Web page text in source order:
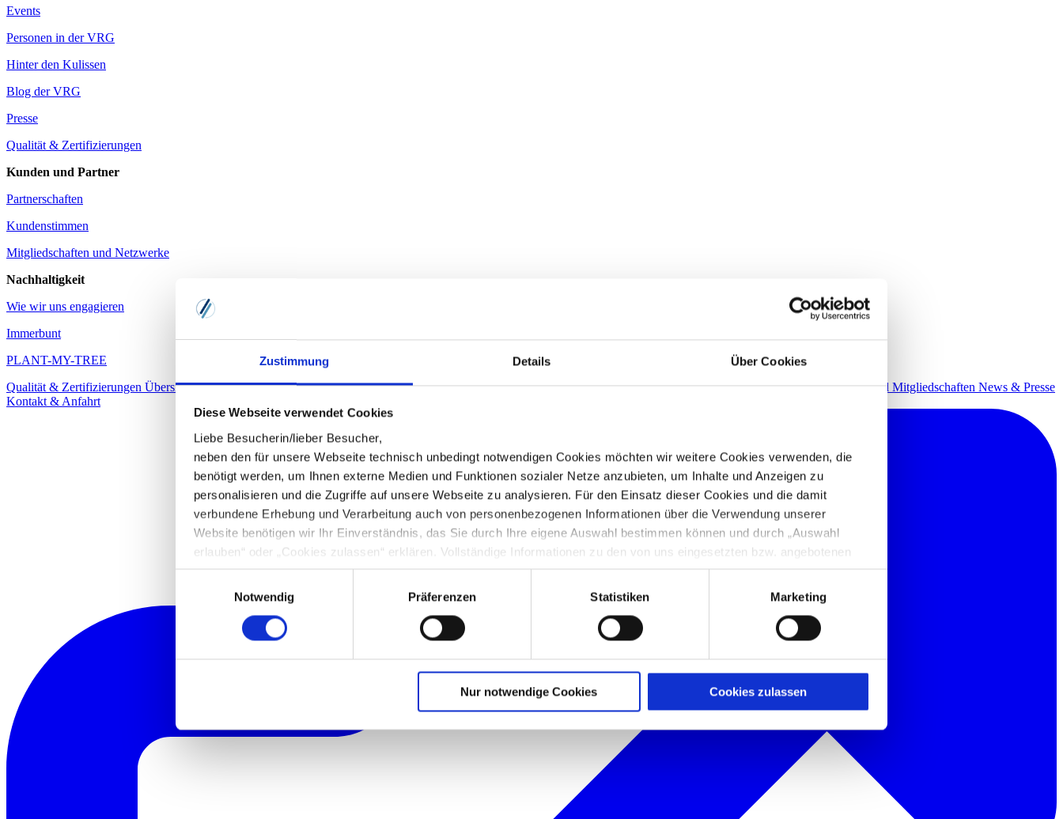
Zustimmung Details Über Cookies
Diese Webseite verwendet Cookies
Liebe Besucherin/lieber Besucher,
neben den für unsere Webseite technisch unbedingt notwendigen Cookies möchten wir weitere Cookies verwenden, die
benötigt werden, um Ihnen externe Medien und Funktionen sozialer Netze anzubieten, um Inhalte und Anzeigen zu
personalisieren und die Zugriffe auf unsere Webseite zu analysieren. Für den Einsatz dieser Cookies und die damit
verbundene Erhebung und Verarbeitung auch von personenbezogenen Informationen über die Verwendung unserer
Website benötigen wir Ihr Einverständnis, das Sie durch Ihre eigene Auswahl bestimmen können und durch „Auswahl
erlauben“ oder „Cookies zulassen“ erklären. Vollständige Informationen zu den von uns eingesetzten bzw. angebotenen
Cookie-Optionen finden Sie unter Punkt 3.4 in unserer Datenschutzerklärung.
Hinweis zur Datenübermittlung in die USA: Indem Sie die jeweiligen Cookies akzeptieren, willigen Sie zugleich gem. Art.
49 Abs. 1 S. 1 lit. a) DSGVO ein, dass durch das Setzen und Verwenden des jeweiligen Cookies entstehenden
Notwendig
Präferenzen Statistiken Marketing
Nur notwendige Cookies Cookies zulassen
Events
Personen in der VRG
Hinter den Kulissen
Blog der VRG
Presse
Qualität & Zertifizierungen
Kunden und Partner
Partnerschaften
Kundenstimmen
Mitgliedschaften und Netzwerke
Nachhaltigkeit
Wie wir uns engagieren
Immerbunt
PLANT-MY-TREE
Qualität & Zertifizierungen ÜbersichtFamilienunternehmenHinter den Kulissen der VRGNachhaltigkeitKundenstimmen und ReferenzenEvents - Treffen Sie uns!Partner und Mitgliedschaften News & Presse
Kontakt & Anfahrt